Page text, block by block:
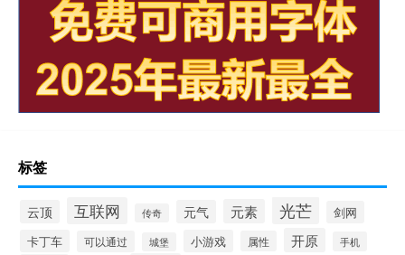
标签
云顶 互联网 传奇 元气 元素 光芒
剑网
卡丁车
可以通过 城堡 小游戏 属性 开原 手机